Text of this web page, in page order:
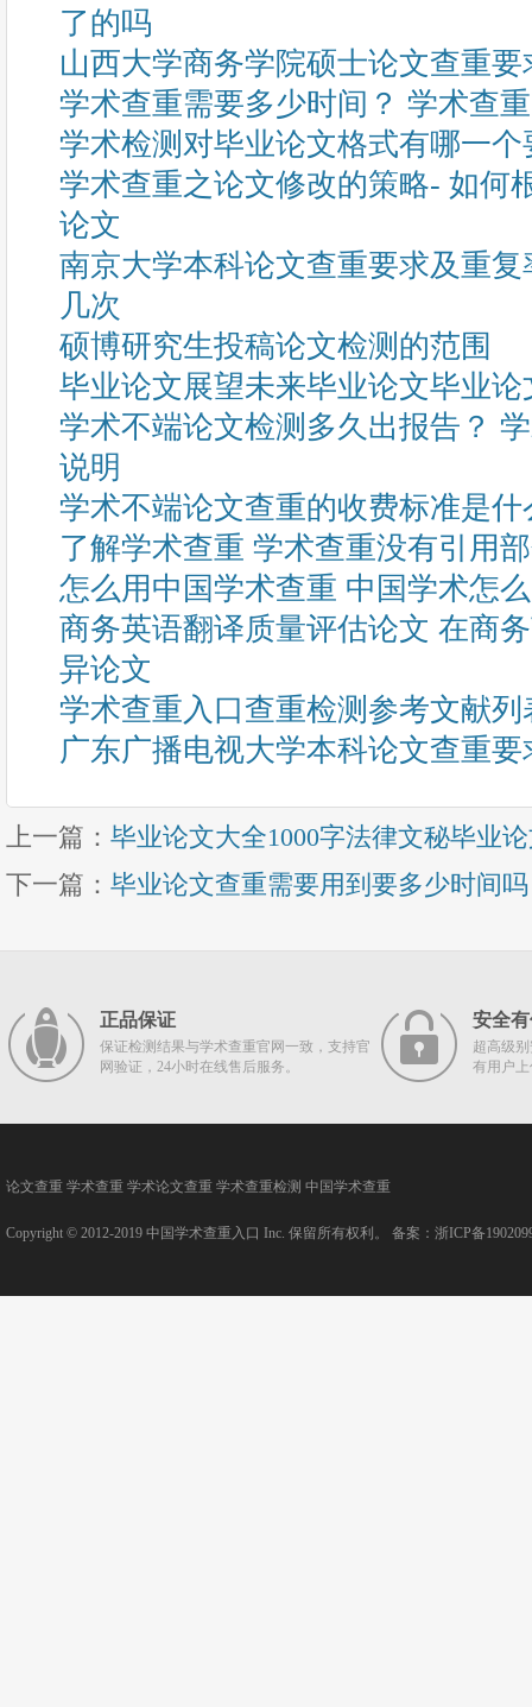
了的吗
山西大学商务学院硕士论文查重
学术查重需要多少时间？ 学术查
学术检测对毕业论文格式有哪一个
学术查重之论文修改的策略- 如何
论文
南京大学本科论文查重要求及重
几次
硕博研究生投稿论文检测的范围
毕业论文展望未来毕业论文毕业
学术不端论文检测多久出报告？
说明
学术不端论文查重的收费标准是什
了解学术查重 学术查重没有引用
怎么用中国学术查重 中国学术怎
商务英语翻译质量评估论文 在商
异论文
学术查重入口查重检测参考文献列
广东广播电视大学本科论文查重
上一篇： 毕业论文大全1000字法律文秘毕业
下一篇： 毕业论文查重需要用到要多少时间吗
正品保证
保证检测结果与学术查重官网一致，支持官
网验证，24小时在线售后服务。
安全
超高级
有用户
论文查重 学术查重 学术论文查重 学术查重检测 中国学术查重
Copyright © 2012-2019 中国学术查重入口 Inc. 保留所有权利。 备案： 浙ICP备